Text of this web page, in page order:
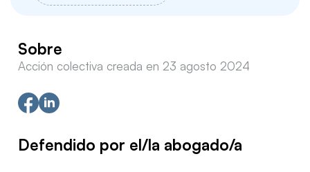
Sobre
Acción colectiva creada en 23 agosto 2024
Defendido por el/la abogado/a